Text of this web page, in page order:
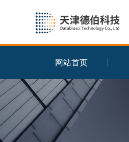
网站首页